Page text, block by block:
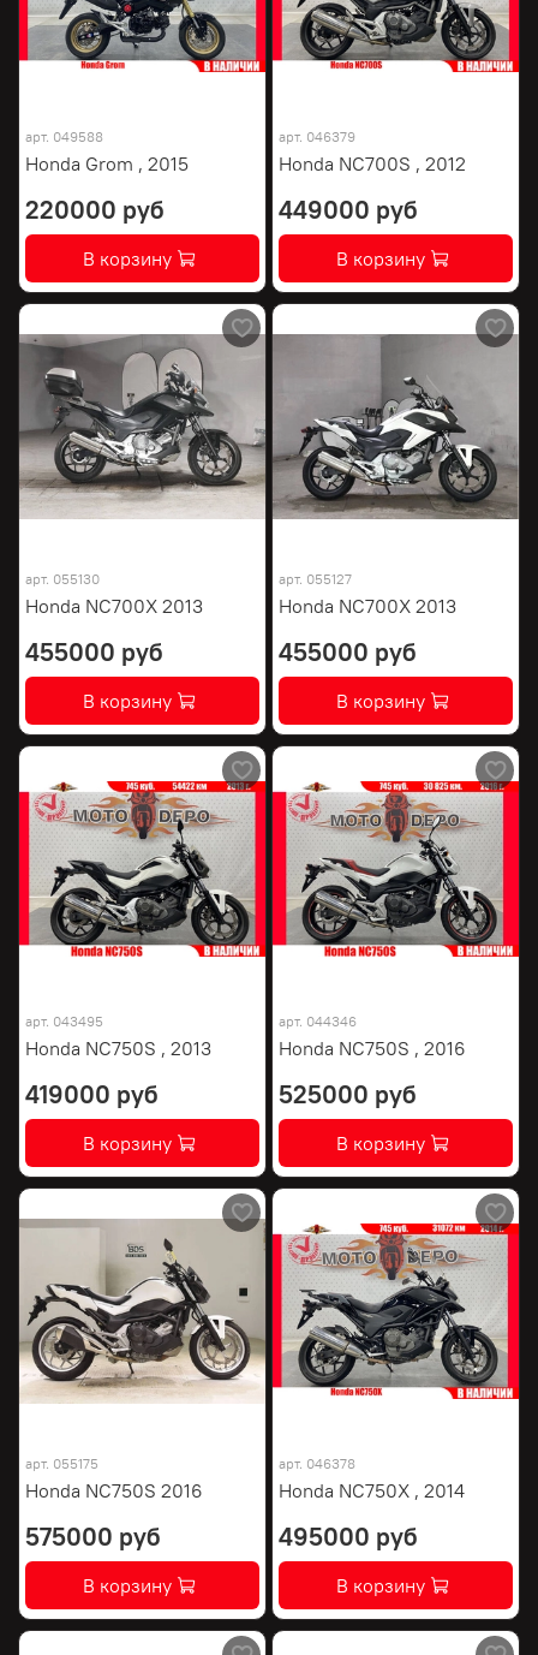
арт. 049588
Honda Grom , 2015
220000 руб
В корзину
арт. 046379
Honda NC700S , 2012
449000 руб
В корзину
арт. 055130
Honda NC700X 2013
455000 руб
В корзину
арт. 055127
Honda NC700X 2013
455000 руб
В корзину
арт. 043495
Honda NC750S , 2013
419000 руб
В корзину
арт. 044346
Honda NC750S , 2016
525000 руб
В корзину
арт. 055175
Honda NC750S 2016
575000 руб
В корзину
арт. 046378
Honda NC750X , 2014
495000 руб
В корзину